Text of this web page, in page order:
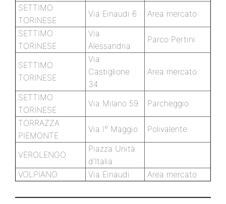
SETTIMO
TORINESE
Via Einaudi 6
Area mercato
SETTIMO
TORINESE
Via
Alessandria
Parco Pertini
SETTIMO
TORINESE
Via
Castiglione
34
Area mercato
SETTIMO
TORINESE
Via Milano 59
Parcheggio
TORRAZZA
PIEMONTE
Via I° Maggio Polivalente
VEROLENGO
Piazza Unità
d'Italia
VOLPIANO
Via Einaudi Area mercato